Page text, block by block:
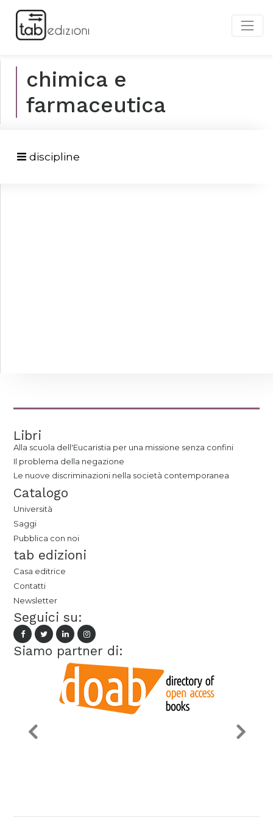
chimica e
farmaceutica
discipline
Libri
Alla scuola dell'Eucaristia per una missione senza confini
Il problema della negazione
Le nuove discriminazioni nella società contemporanea
Catalogo
Università
Saggi
Pubblica con noi
tab edizioni
Casa editrice
Contatti
Newsletter
Seguici su:
Siamo partner di: